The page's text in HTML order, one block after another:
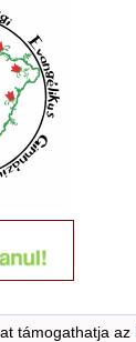
támogathatja az